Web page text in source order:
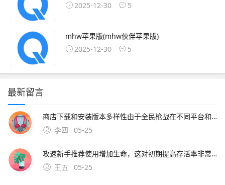
2025-12-30
5
mhw苹果版(mhw伙伴苹果版)
2025-12-30
5
最新留言
商店下载和安装版本多样性由于全民枪战在不同平台和渠道上发布，为了满足不同平台和用户的需求，开发商会推出多个。
李四
05-25
攻速新手推荐使用增加生命，这对初期提高存活率非常重要，可以根据战术策略来加点刀战玩法 全民枪战的刀锋战士模式是专门为刀战准备的在15分钟内，一方首先达到28杀，则结
王五
05-25